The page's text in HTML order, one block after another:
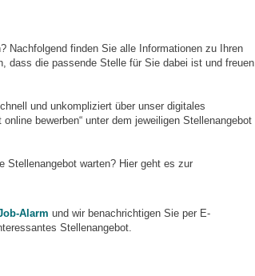
Nachfolgend finden Sie alle Informationen zu Ihren
dass die passende Stelle für Sie dabei ist und freuen
und unkompliziert über unser digitales
bewerben“ unter dem jeweiligen Stellenangebot
Stellenangebot warten? Hier geht es zur
Alarm und wir benachrichtigen Sie per E-
Stellenangebot.